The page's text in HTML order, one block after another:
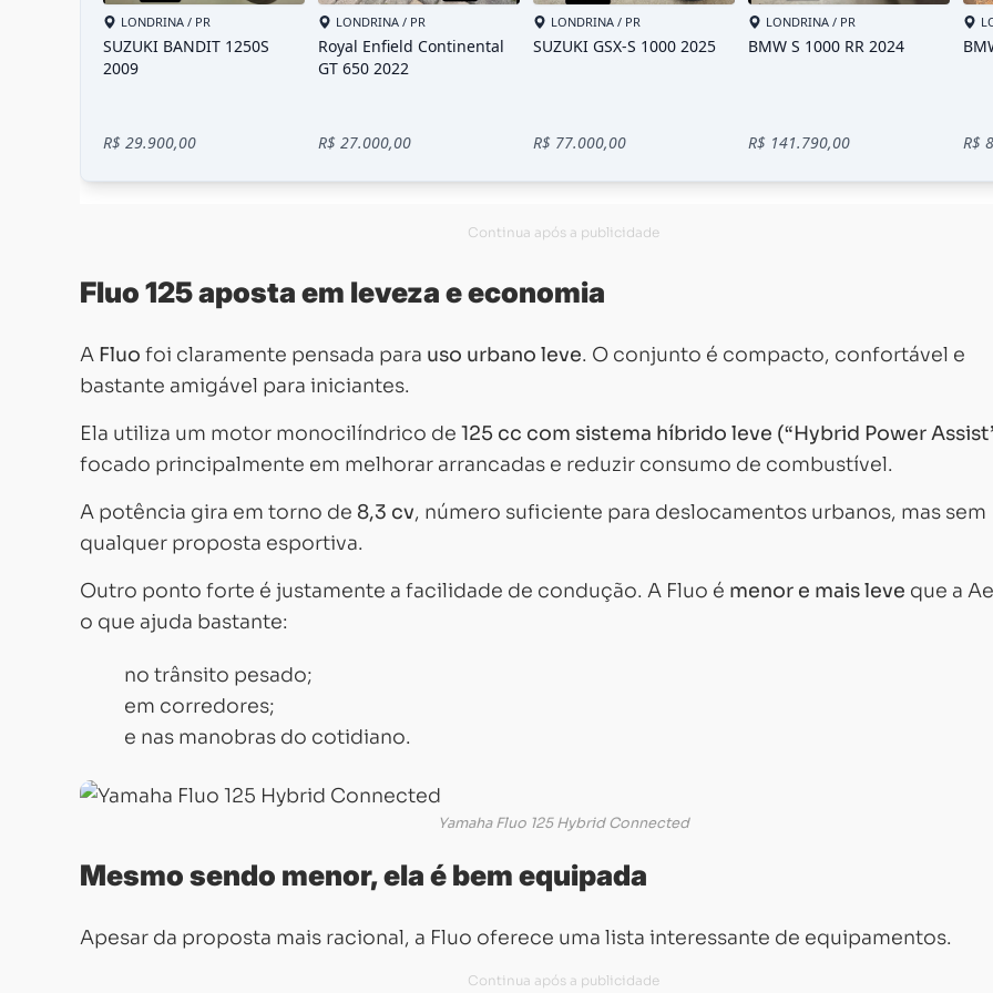
Fluo 125 aposta em leveza e economia
A Fluo foi claramente pensada para uso urbano leve. O conjunto é compacto, confortável e
bastante amigável para iniciantes.
Ela utiliza um motor monocilíndrico de 125 cc com sistema híbrido leve (“Hybrid Power
focado principalmente em melhorar arrancadas e reduzir consumo de combustível.
A potência gira em torno de 8,3 cv, número suficiente para deslocamentos urbanos, mas sem
qualquer proposta esportiva.
Outro ponto forte é justamente a facilidade de condução. A Fluo é menor e mais leve que a
o que ajuda bastante:
no trânsito pesado;
em corredores;
e nas manobras do cotidiano.
Yamaha Fluo 125 Hybrid Connected
Mesmo sendo menor, ela é bem equipada
Apesar da proposta mais racional, a Fluo oferece uma lista interessante de equipamentos.